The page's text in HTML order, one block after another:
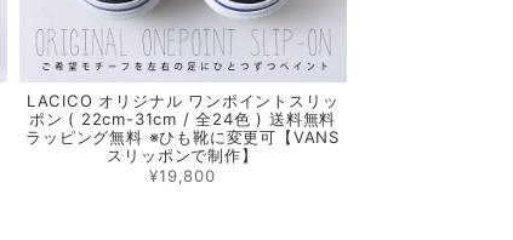
LACICO オリジナル ワンポイントスリッ
ポン ( 22cm-31cm / 全24色 ) 送料無料
ラッピング無料 ※ひも靴に変更可【VANS
スリッポンで制作】
¥19,800